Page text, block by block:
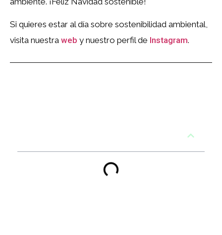
Si quieres estar al día sobre sostenibilidad ambiental,
visita nuestra web y nuestro perfil de Instagram.